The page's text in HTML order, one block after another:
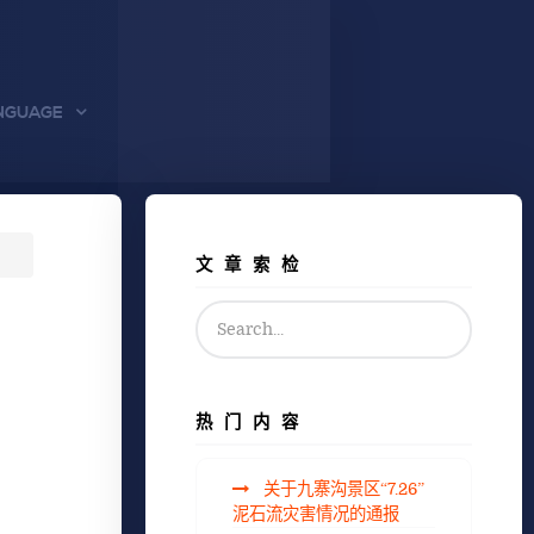
文章索检
热门内容
关于九寨沟景区“7.26”
泥石流灾害情况的通报